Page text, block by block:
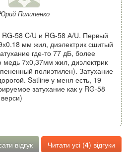
Пилипенко
RG-58 C/U и RG-58 А/U. Первый
мм жил, диэлектрик сшитый
где-то 77 дБ, более
медь 7х0,37мм жил, диэлектрик
полиэтилен). Затухание
Satline у меня есть, 19
затухание как у RG-58
відгук Читати усі (4) відгуки